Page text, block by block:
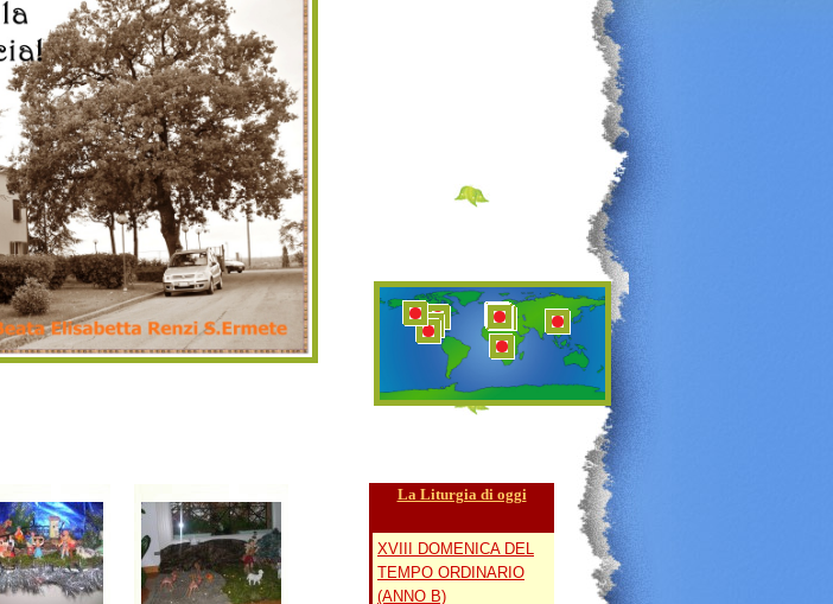
La Liturgia di oggi
XVIII DOMENICA DEL
TEMPO ORDINARIO
(ANNO B)